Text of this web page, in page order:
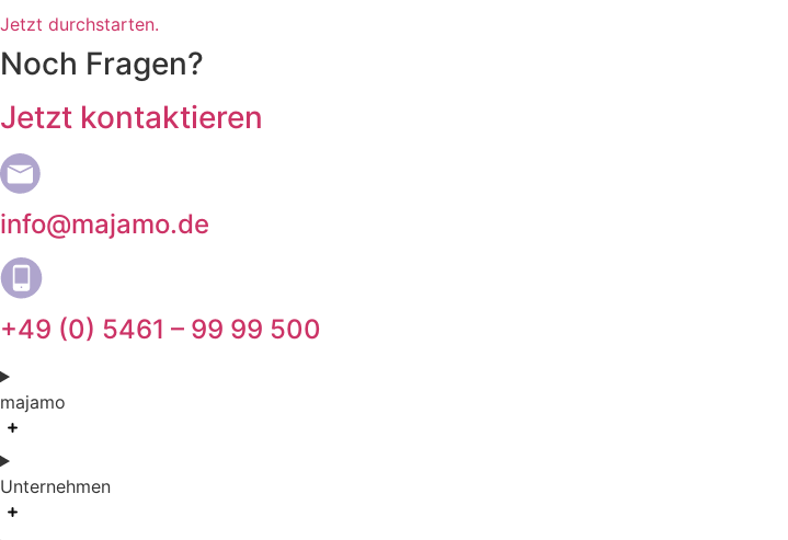
Jetzt durchstarten.
Noch Fragen?
Jetzt kontaktieren
info@majamo.de
+49 (0) 5461 – 99 99 500
majamo
Unternehmen